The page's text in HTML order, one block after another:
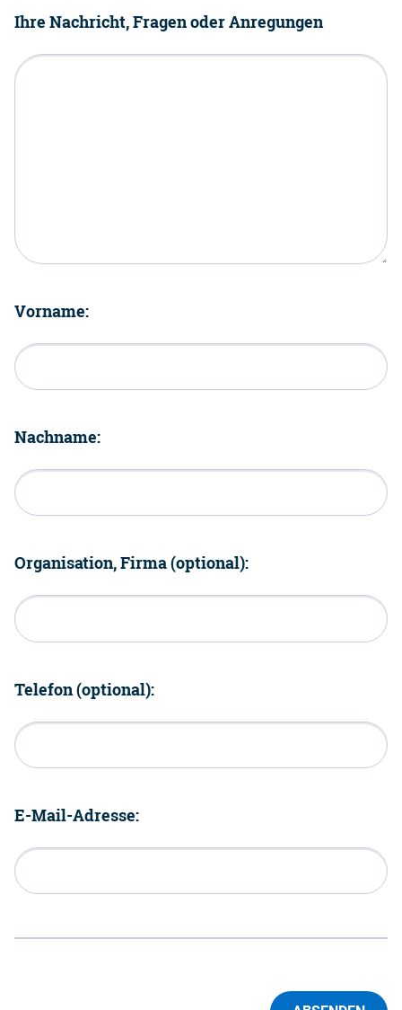
Ihre Nachricht, Fragen oder Anregungen
Vorname:
Nachname:
Organisation, Firma (optional):
Telefon (optional):
E-Mail-Adresse: